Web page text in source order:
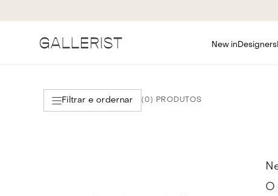
New in Designers
Filtrar e ordernar 0
O